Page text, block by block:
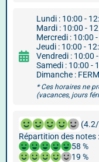
Lundi : 10:00 -
Mardi : 10:00 -
Mercredi : 10:00
Jeudi : 10:00 -
Vendredi : 10:00
Samedi : 10:00 -
Dimanche :
* Ces horaires ne
(vacances, jours
Répartition des notes :
58 %
19 %